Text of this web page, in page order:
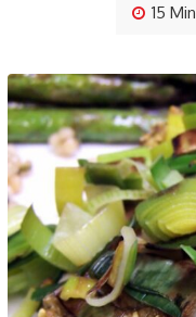
15 Min